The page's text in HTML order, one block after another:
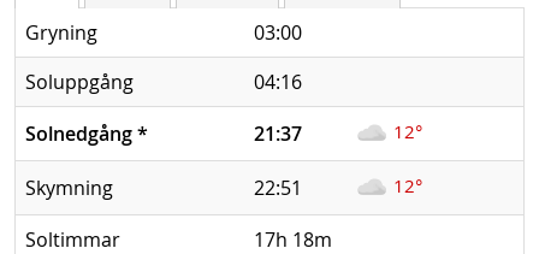
Gryning
03:00
Soluppgång
04:16
Solnedgång* 21:37 12°
Skymning 22:51 12°
Soltimmar 17h 18m